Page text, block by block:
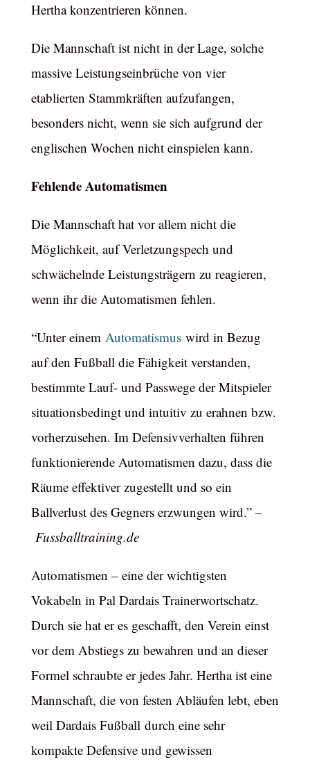
Hertha konzentrieren können.
Die Mannschaft ist nicht in der Lage, solche
massive Leistungseinbrüche von vier
etablierten Stammkräften aufzufangen,
besonders nicht, wenn sie sich aufgrund der
englischen Wochen nicht einspielen kann.
Fehlende Automatismen
Die Mannschaft hat vor allem nicht die
Möglichkeit, auf Verletzungspech und
schwächelnde Leistungsträgern zu reagieren,
wenn ihr die Automatismen fehlen.
“Unter einem Automatismuswird in Bezug
auf den Fußball die Fähigkeit verstanden,
bestimmte Lauf- und Passwege der Mitspieler
situationsbedingt und intuitiv zu erahnen bzw.
vorherzusehen. Im Defensivverhalten führen
funktionierende Automatismen dazu, dass die
Räume effektiver zugestellt und so ein
Ballverlust des Gegners erzwungen wird.” –
Fussballtraining.de
Automatismen – eine der wichtigsten
Vokabeln in Pal Dardais Trainerwortschatz.
Durch sie hat er es geschafft, den Verein einst
vor dem Abstiegs zu bewahren und an dieser
Formel schraubte er jedes Jahr. Hertha ist eine
Mannschaft, die von festen Abläufen lebt, eben
weil Dardais Fußball durch eine sehr
kompakte Defensive und gewissen